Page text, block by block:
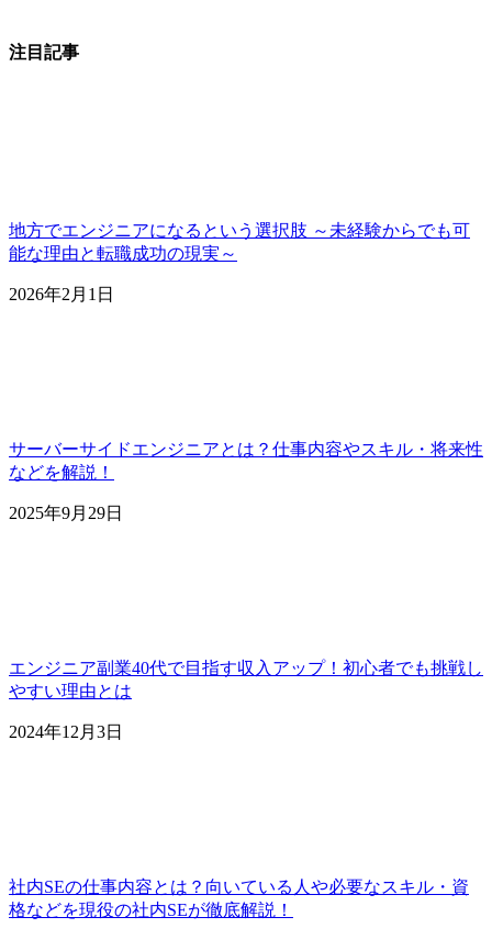
注目記事
地方でエンジニアになるという選択肢 ～未経験からでも可
能な理由と転職成功の現実～
2026年2月1日
サーバーサイドエンジニアとは？仕事内容やスキル・将来性
などを解説！
2025年9月29日
エンジニア副業40代で目指す収入アップ！初心者でも挑戦し
やすい理由とは
2024年12月3日
社内SEの仕事内容とは？向いている人や必要なスキル・資
格などを現役の社内SEが徹底解説！